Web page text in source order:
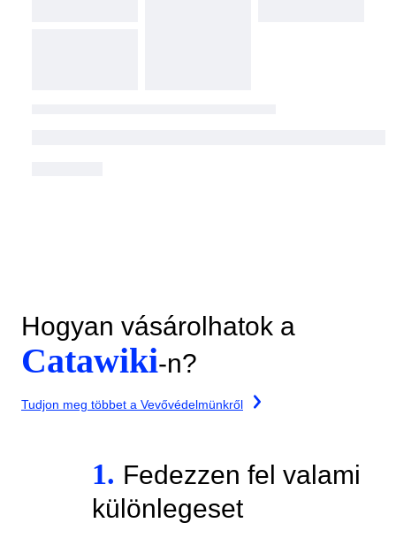
Hogyan vásárolhatok a
Catawiki-n?
Tudjon meg többet a Vevővédelmünkről
1. Fedezzen fel valami
különlegeset